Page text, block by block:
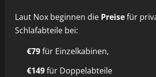
Laut Nox beginnen die Preisefür
Schlafabteile bei:
€79für Einzelkabinen,
€149für Doppelabteile